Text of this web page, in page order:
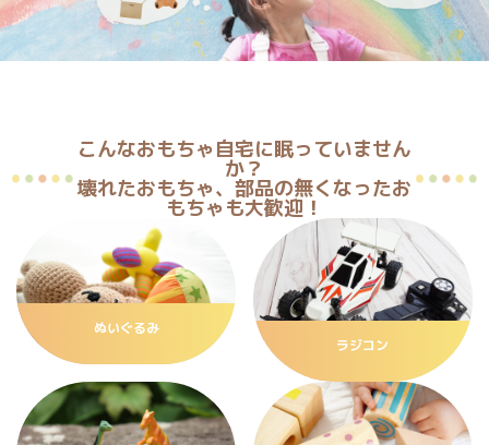
こんなおもちゃ自宅に眠っていません
か？
壊れたおもちゃ、部品の無くなったお
もちゃも大歓迎！
ぬいぐるみ
ラジコン